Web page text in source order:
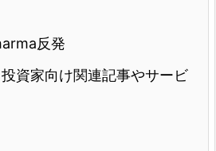
反発
資家向け関連記事やサービ